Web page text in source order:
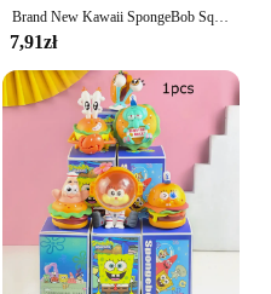
Brand New Kawaii SpongeBob SquarePants Brelok do kluczy SpongeBob Patrick Star Cute Anime Cartoon Car Key Pendant Backpack Decoration To
7,91zł